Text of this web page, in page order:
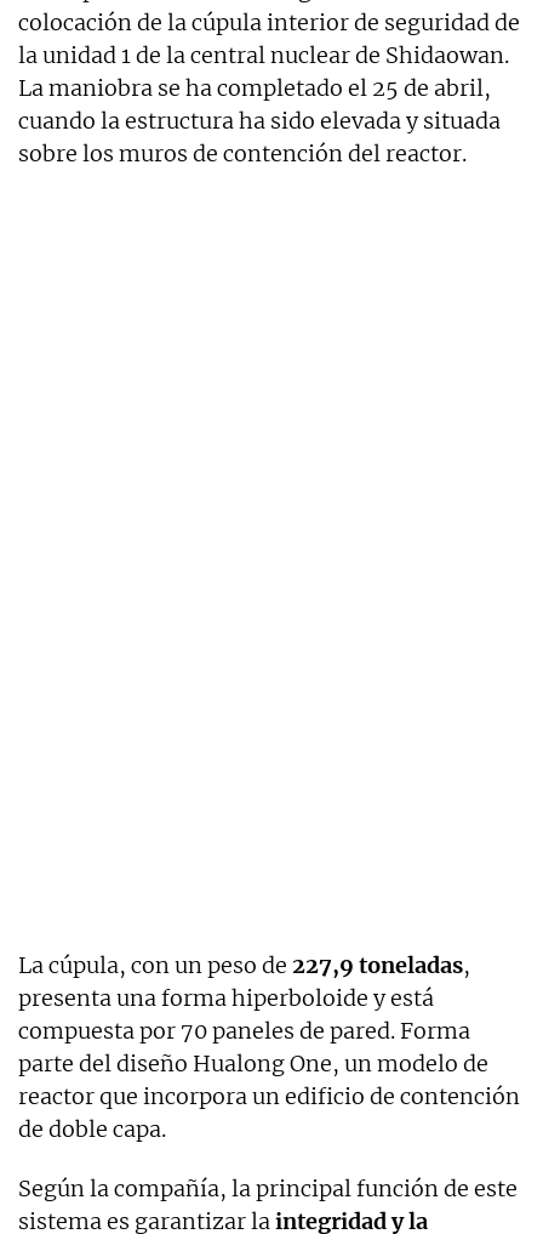
colocación de la cúpula interior de seguridad de
la unidad 1 de la central nuclear de Shidaowan.
La maniobra se ha completado el 25 de abril,
cuando la estructura ha sido elevada y situada
sobre los muros de contención del reactor.
La cúpula, con un peso de 227,9 toneladas,
presenta una forma hiperboloide y está
compuesta por 70 paneles de pared. Forma
parte del diseño Hualong One, un modelo de
reactor que incorpora un edificio de contención
de doble capa.
Según la compañía, la principal función de este
sistema es garantizar laintegridad y la